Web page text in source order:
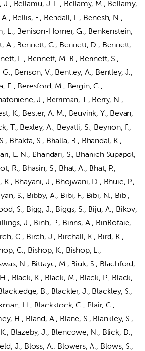
J., Bellamu, J. L., Bellamy, M., Bellamy,
A., Bellis, F., Bendall, L., Benesh, N.,
L., Benison-Horner, G., Benkenstein,
A., Bennett, C., Bennett, D., Bennett,
L., Bennett, M. R., Bennett, S.,
Benson, V., Bentley, A., Bentley, J.,
E., Beresford, M., Bergin, C.,
J., Berriman, T., Berry, N.,
K., Bester, A. M., Beuvink, Y., Bevan,
T., Bexley, A., Beyatli, S., Beynon, F.,
Bhakta, S., Bhalla, R., Bhandal, K.,
L. N., Bhandari, S., Bhanich Supapol,
R., Bhasin, S., Bhat, A., Bhat, P.,
K., Bhayani, J., Bhojwani, D., Bhuie, P.,
S., Bibby, A., Bibi, F., Bibi, N., Bibi,
S., Bigg, J., Biggs, S., Biju, A., Bikov,
J., Binh, P., Binns, A., BinRofaie,
C., Birch, J., Birchall, K., Bird, K.,
C., Bishop, K., Bishop, L.,
N., Bittaye, M., Biuk, S., Blachford,
Black, K., Black, M., Black, P., Black,
B., Blackler, J., Blackley, S.,
H., Blackstock, C., Blair, C.,
H., Bland, A., Blane, S., Blankley, S.,
Blazeby, J., Blencowe, N., Blick, D.,
J., Bloss, A., Blowers, A., Blows, S.,